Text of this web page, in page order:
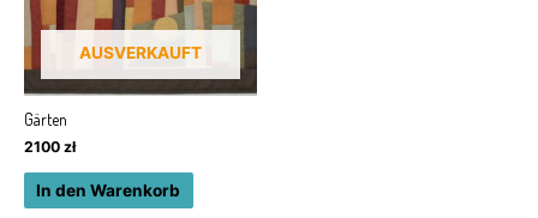
AUSVERKAUFT
Gärten
2100 zł
In den Warenkorb